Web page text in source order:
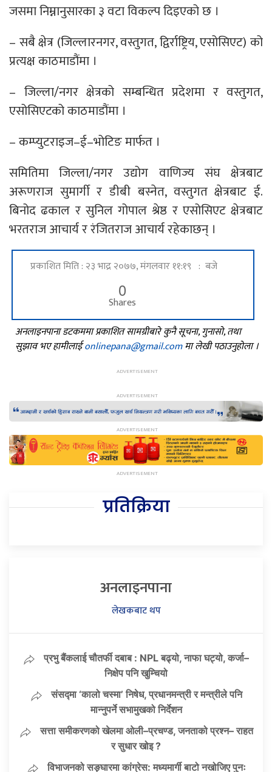
जसमा निम्नानुसारका ३ वटा विकल्प दिइएको छ ।
– सबै क्षेत्र (जिल्लारनगर, वस्तुगत, द्विर्राष्ट्रिय, एसोसिएट) को
प्रत्यक्ष काठमाडौंमा ।
– जिल्ला/नगर क्षेत्रको सम्बन्धित प्रदेशमा र वस्तुगत,
एसोसिएटको काठमाडौंमा ।
– कम्प्युटराइज–ई–भोटिङ मार्फत ।
समितिमा जिल्ला/नगर उद्योग वाणिज्य संघ क्षेत्रबाट
अरूणराज सुमार्गी र डीबी बस्नेत, वस्तुगत क्षेत्रबाट ई.
बिनोद ढकाल र सुनिल गोपाल श्रेष्ठ र एसोसिएट क्षेत्रबाट
भरतराज आचार्य र रंजितराज आचार्य रहेकाछन् ।
प्रकाशित मिति : २३ भाद्र २०७७, मंगलवार ११:१९ : बजे
0
Shares
अनलाइनपाना डटकममा प्रकाशित सामग्रीबारे कुनै सूचना, गुनासो, तथा
सुझाव भए हामीलाईonlinepana@gmail.comमा लेखी पठाउनुहोला ।
प्रतिक्रिया
अनलाइनपाना
लेखकबाट थप
प्रभु बैंकलाई चौतर्फी दबाब : NPL बढ्यो, नाफा घट्यो, कर्जा–
निक्षेप पनि खुम्चियो
संसद्मा ‘कालो चस्मा’ निषेध, प्रधानमन्त्री र मन्त्रीले पनि
मान्नुपर्ने सभामुखको निर्देशन
सत्ता समीकरणको खेलमा ओली–प्रचण्ड, जनताको प्रश्न– राहत
र सुधार खोइ ?
विभाजनको सङ्घारमा कांग्रेस: मध्यमार्गी बाटो नखोजिए पुनः